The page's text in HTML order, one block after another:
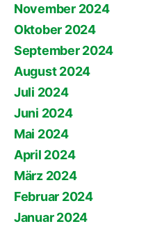
November 2024
Oktober 2024
September 2024
August 2024
Juli 2024
Juni 2024
Mai 2024
April 2024
März 2024
Februar 2024
Januar 2024